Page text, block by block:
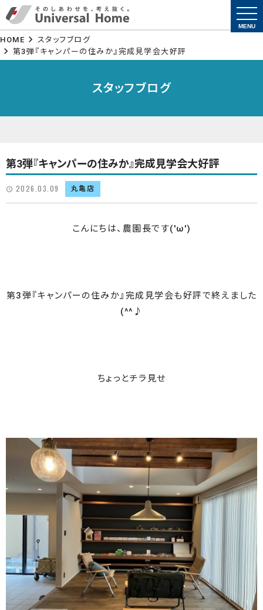
HOME
スタッフブログ
第3弾『キャンパーの住みか』完成見学会大好評
スタッフブログ
第3弾『キャンパーの住みか』完成見学会大好評
2026.03.09 丸亀店
こんにちは、農園長です('ω')
第3弾『キャンパーの住みか』完成見学会も好評で終えました
(^^♪
ちょっとチラ見せ
MENU